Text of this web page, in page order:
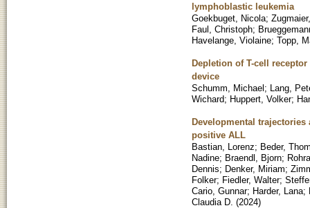
lymphoblastic leukemia
Goekbuget, Nicola;
Faul, Christoph;
Havelange, Violaine; Topp,
Depletion of T-cell
device
Schumm, Michael; Lang,
Wichard; Huppert, Volker;
Developmental
positive ALL
Bastian, Lorenz; Beder,
Nadine; Braendl, Bjorn;
Dennis; Denker, Miriam;
Folker; Fiedler, Walter;
Cario, Gunnar; Harder, Lana;
Claudia D. (2024)